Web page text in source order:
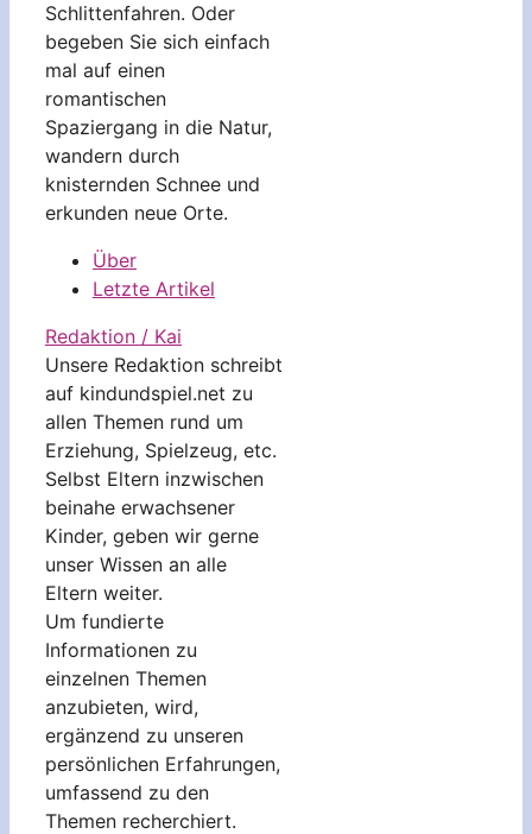
Schlittenfahren. Oder
begeben Sie sich einfach
mal auf einen
romantischen
Spaziergang in die Natur,
wandern durch
knisternden Schnee und
erkunden neue Orte.
Über
Letzte Artikel
Redaktion / Kai
Unsere Redaktion schreibt
auf kindundspiel.net zu
allen Themen rund um
Erziehung, Spielzeug, etc.
Selbst Eltern inzwischen
beinahe erwachsener
Kinder, geben wir gerne
unser Wissen an alle
Eltern weiter.
Um fundierte
Informationen zu
einzelnen Themen
anzubieten, wird,
ergänzend zu unseren
persönlichen Erfahrungen,
umfassend zu den
Themen recherchiert.